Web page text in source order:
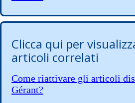
Clicca qui per
articoli correlati
Come riattivare gli articoli
Gérant?